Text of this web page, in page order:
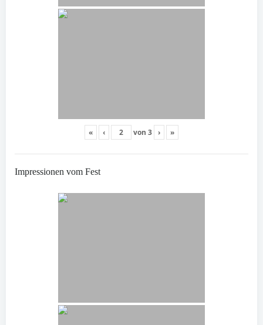
« ‹ von 3 › »
Impressionen vom Fest